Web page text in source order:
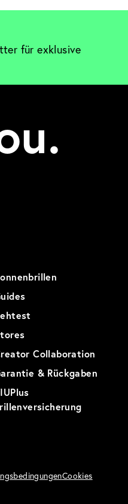
für exklusive
Collaboration
& Rückgaben
Cookies